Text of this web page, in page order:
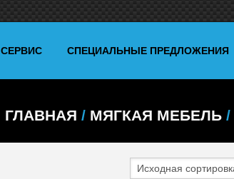
СЕРВИС СПЕЦИАЛЬНЫЕ ПРЕДЛОЖЕНИЯ
ГЛАВНАЯ / МЯГКАЯ МЕБЕЛЬ /